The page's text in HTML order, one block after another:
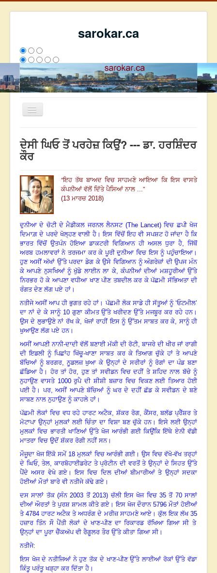
sarokar.ca
Toggle
ਰਚਨਾਵਾਂ
ਸੰਪਰਕ
We have 76 guests and no members online
2808591
ਦੇਸੀ ਘਿਓ ਤੋਂ ਪਰਹੇਜ਼ ਕਿਉਂ? --- ਡਾ. ਹਰਸ਼ਿੰਦਰ
ਕੌਰ
“ਇਹ ਤੱਥ ਬਾਅਦ ਵਿਚ ਸਾਹਮਣੇ ਆਇਆ ਕਿ ਇਸ ਵਾਸਤੇ
ਕੰਪਨੀਆਂ ਵੱਲੋਂ ਦਿੱਤੇ ਪੈਸਿਆਂ ਨਾਲ ...”
(13 ਮਾਰਚ 2018)
ਦੁਨੀਆ ਦੇ ਚੋਟੀ ਦੇ ਮੈਡੀਕਲ ਜਰਨਲ ਲੈਨਸਟ (The Lancet)ਵਿਚ ਛਪੀ ਖੋਜ
ਦਿਮਾਗ਼ ਦੇ ਪਰਦੇ ਖੋਲ੍ਹਣ ਵਾਲੀ ਹੈ। ਇਸ ਵਿੱਚੋਂ ਇਹ ਵੀ ਸਪਸ਼ਟ ਹੋ ਜਾਂਦਾ ਹੈ ਕਿ
ਭਾਰਤ ਵਿੱਚੋਂ ਉਤਪੰਨ ਹੋਇਆ ਡਾਕਟਰੀ ਵਿਗਿਆਨ ਹੀ ਅਸਲ ਧੁਰਾ ਹੈ, ਜਿੱਥੋਂ
ਅਰਬ ਹਮਲਾਵਰਾਂ ਨੇ ਤਰਜਮਾ ਕਰ ਕੇ ਪੂਰੀ ਦੁਨੀਆ ਵਿਚ ਇਸ ਨੂੰ ਪਹੁੰਚਾਇਆ।
ਹੁਣ ਅਸੀਂ ਅੱਖਾਂ ਉੱਤੇ ਪਰਦਾ ਡੇਗ ਕੇ ਉਸੇ ਵਿਗਿਆਨ ਨੂੰ ਅੰਗਰੇਜ਼ਾਂ ਦੀ ਉਪਜ ਮੰਨ
ਕੇ ਆਪਣੇ ਨੁਸਖਿਆਂ ਨੂੰ ਖੁੱਡੇ ਲਾਈਨ ਲਾ ਕੇ, ਕੰਪਨੀਆਂ ਦੀਆਂ ਮਸ਼ਹੂਰੀਆਂ ਉੱਤੇ
ਨਿਰਭਰ ਹੋ ਕੇ ਆਪਣਾ ਵਧੀਆ ਖਾਣ ਪੀਣ ਤਬਦੀਲ ਕਰ ਕੇ ਪੱਛਮੀ ਸੱਭਿਅਤਾ ਦੀ
ਰੰਗਤ ਦੇਣ ਲੱਗ ਪਏ ਹਾਂ।
ਨਤੀਜੇ ਅਸੀਂ ਆਪ ਹੀ ਭੁਗਤ ਰਹੇ ਹਾਂ। ਪੱਛਮੀ ਲੋਕ ਸਾਡੇ ਹੀ ਸੱਤੂਆਂ ਨੂੰ ‘ਓਟਮੀਲ’
ਦਾ ਨਾਂ ਦੇ ਕੇ ਸਾਨੂੰ 10ਗੁਣਾ ਕੀਮਤ ਉੱਤੇ ਖਰੀਦਣ ਉੱਤੇ ਮਜਬੂਰ ਕਰ ਰਹੇ ਹਨ।
ਉਸ ਦੇ ਲੁਭਾਉਣੇ ਨਾਂ ਰੱਖ ਕੇ, ਖੋਜਾਂ ਰਾਹੀਂ ਇਸ ਨੂੰ ਉੱਤਮ ਸਾਬਤ ਕਰ ਕੇ, ਸਾਨੂੰ ਹੀ
ਖੁਆਉਣ ਲੱਗ ਪਏ ਹਨ।
ਅਸੀਂ ਆਪਣੀ ਨਾਨੀ-ਦਾਦੀ ਵੱਲੋਂ ਬਣਾਈ ਮੱਕੀ ਦੀ ਰੋਟੀ, ਬਾਜਰੇ ਦੀ ਖੀਰ ਜਾਂ ਰਾਗੀ
ਦੀ ਇਡਲੀ ਨੂੰ ਪਿਛਾਂਹ ਖਿੱਚੂ-ਖਾਣਾ ਸਾਬਤ ਕਰ ਕੇ ਤਿਆਗ ਚੁੱਕੇ ਹਾਂ ਤੇ ਆਪਣੇ
ਬੱਚਿਆਂ ਨੂੰ ਬਰਗਰ, ਨੂਡਲਜ਼ ਖੁਆ ਕੇ ਉਨ੍ਹਾਂ ਦੇ ਸਰੀਰਾਂ ਨੂੰ ਰੋਗਾਂ ਦਾ ਪੰਡ ਬਣਾ
ਛੱਡਿਆ ਹੈ। ਹੋਰ ਤਾਂ ਹੋਰ, ਹੁਣ ਤਾਂ ਸਵੀਡਨ ਵਿਚ ਦਹੀਂ ਤੇ ਸ਼ਹਿਦ ਨਾਲ ਬੱਚੇ ਨੂੰ
ਨੁਹਾਉਣ ਵਾਸਤੇ 1000ਰੁਪੈ ਦੀ ਸ਼ੀਸ਼ੀ ਬਜ਼ਾਰ ਵਿਚ ਵਿਕਣ ਲਈ ਤਿਆਰ ਹੋਈ
ਪਈ ਹੈ। ਪਰ,ਅਸੀਂ ਆਪਣੇ ਬੱਚਿਆਂ ਨੂੰ ਘਰ ਦੇ ਦਹੀਂ ਛੱਡ ਕੇ ਸਵੀਡਨ ਦੇ ਬਣੇ
ਸਾਬਣ ਨਾਲ ਨੁਹਾਉਣ ਨੂੰ ਕਾਹਲੇ ਹਾਂ।
ਪੱਛਮੀ ਲੋਕਾਂ ਵਿਚ ਵਧ ਰਹੇ ਹਾਰਟ ਅਟੈਕ, ਸ਼ੱਕਰ ਰੋਗ, ਕੈਂਸਰ,ਬਲੱਡ ਪ੍ਰੈੱਸ਼ਰ ਤੇ
ਮੋਟਾਪਾ ਉਨ੍ਹਾਂ ਮੁਲਕਾਂ ਲਈ ਚਿੰਤਾ ਦਾ ਵਿਸ਼ਾ ਬਣ ਚੁੱਕੇ ਹਨ। ਇਸੇ ਲਈ ਉਨ੍ਹਾਂ
ਮੁਲਕਾਂ ਵਿਚ ਭਾਰਤੀ ਖਾਣਿਆਂ ਉੱਤੇ ਖੋਜ ਆਰੰਭੀ ਗਈ ਕਿਉਂਕਿ ਇੱਥੇ ਏਨੀ ਵੱਡੀ
ਮਾਤਰਾ ਵਿਚ ਉਦੋਂ ਸ਼ੱਕਰ ਰੋਗੀ ਨਹੀਂ ਸਨ।
ਮੌਜੂਦਾ ਖੋਜ ਇੱਕੋ ਸਮੇਂ 18 ਮੁਲਕਾਂ ਵਿਚ ਆਰੰਭੀ ਗਈ। ਉਸ ਵਿਚ ਵੱਖੋ-ਵੱਖ ਤਰ੍ਹਾਂ
ਦੇ ਘਿਓ,ਤੇਲ,ਕਾਰਬੋਹਾਈਡਰੇਟ ਤੇ ਪ੍ਰੋਟੀਨ ਦੀ ਵਰਤੋਂ ਤੇ ਉਨ੍ਹਾਂ ਦੇ ਸਿਹਤ ਉੱਤੇ
ਪੈਂਦੇ ਅਸਰ ਵੇਖੇ ਗਏ। ਇਸ ਵਿਚ ਦਿਲ ਦੀਆਂ ਬੀਮਾਰੀਆਂ ਤੇ ਉਨ੍ਹਾਂ ਸਦਕਾ
ਹੋਈਆਂ ਮੌਤਾਂ ਬਾਰੇ ਵੀ ਨਤੀਜੇ ਕੱਢੇ ਗਏ।
ਦਸ ਸਾਲਾਂ ਤੱਕ (ਸੰਨ2003 ਤੋਂ2013) ਚੱਲੀ ਇਸ ਖੋਜ ਵਿਚ 35ਤੋਂ 70ਸਾਲਾਂ
ਦੀਆਂ ਔਰਤਾਂ ਤੇ ਪੁਰਸ਼ ਸ਼ਾਮਲ ਕੀਤੇ ਗਏ। ਇਸ ਖੋਜ ਦੌਰਾਨ 5796 ਮੌਤਾਂ ਹੋਈਆਂ
ਤੇ4784 ਹਾਰਟ ਅਟੈਕ ਤੇ ਅਧਰੰਗ ਦੇ ਮਰੀਜ਼ ਸਾਹਮਣੇ ਆਏ। ਕੁੱਲ ਇਕ ਲੱਖ35
ਹਜ਼ਾਰ ਤਿੰਨ ਸੌ ਪੈਂਤੀ ਲੋਕਾਂ ਦੇ ਖਾਣ-ਪੀਣ ਦਾ ਰਿਕਾਰਡ ਰੱਖਿਆ ਗਿਆ ਸੀ ਤੇ
ਉਨ੍ਹਾਂ ਦਾ ਪੂਰਾ ਚੈੱਕਅੱਪ ਵੀ ਰੈਗੂਲਰ ਤੌਰ ਉੱਤੇ ਕੀਤਾ ਗਿਆ ਸੀ।
ਨਤੀਜੇ:
ਇਸ ਖੋਜ ਦੇ ਨਤੀਜਿਆਂ ਨੇ ਹੁਣ ਤੱਕ ਦੇ ਖਾਣ-ਪੀਣ ਉੱਤੇ ਲਾਈਆਂ ਰੋਕਾਂ ਉੱਤੇ ਵੱਡਾ
ਕਿੰਤੂ ਪਰੰਤੂ ਖੜ੍ਹਾ ਕਰ ਦਿੱਤਾ ਹੈ।